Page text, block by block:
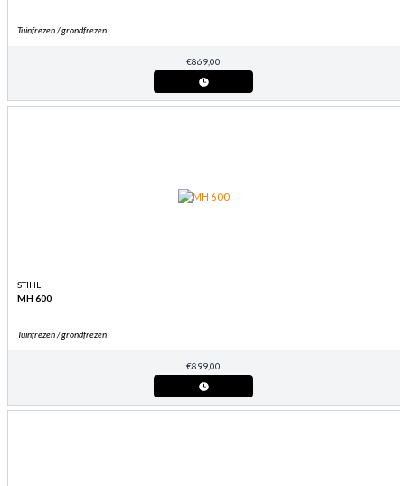
Tuinfrezen / grondfrezen
€869,00
STIHL
MH 600
Tuinfrezen / grondfrezen
€899,00